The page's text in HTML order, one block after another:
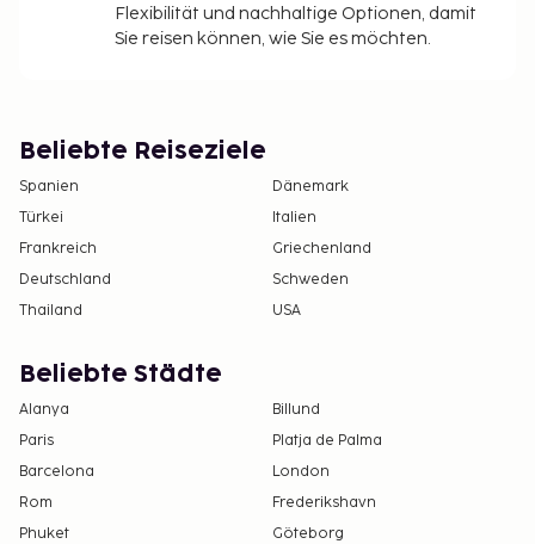
Flexibilität und nachhaltige Optionen, damit
Sie reisen können, wie Sie es möchten.
Beliebte Reiseziele
Spanien
Dänemark
Türkei
Italien
Frankreich
Griechenland
Deutschland
Schweden
Thailand
USA
Beliebte Städte
Alanya
Billund
Paris
Platja de Palma
Barcelona
London
Rom
Frederikshavn
Phuket
Göteborg